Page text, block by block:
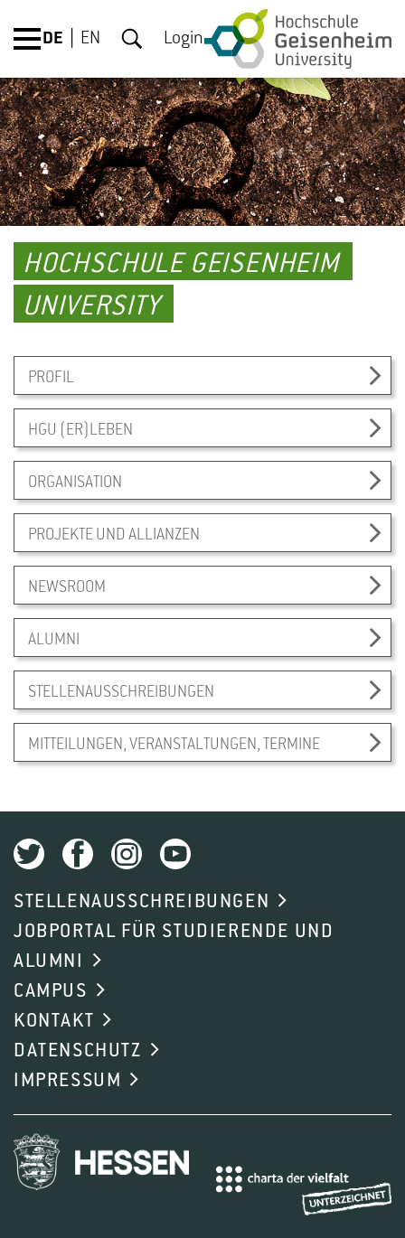
DE EN Login
HOCHSCHULE GEISENHEIM
UNIVERSITY
PROFIL
HGU (ER)LEBEN
ORGANISATION
PROJEKTE UND ALLIANZEN
NEWSROOM
ALUMNI
STELLENAUSSCHREIBUNGEN
MITTEILUNGEN, VERANSTALTUNGEN, TERMINE
STELLENAUSSCHREIBUNGEN
JOBPORTAL FÜR STUDIERENDE UND
ALUMNI
CAMPUS
KONTAKT
DATENSCHUTZ
IMPRESSUM